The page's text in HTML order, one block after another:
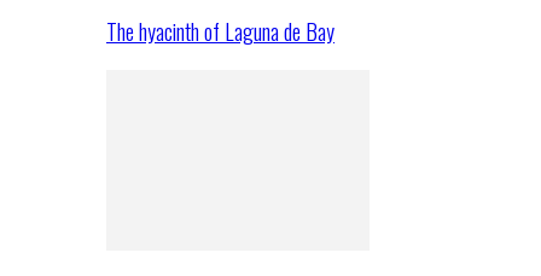
The hyacinth of Laguna de Bay